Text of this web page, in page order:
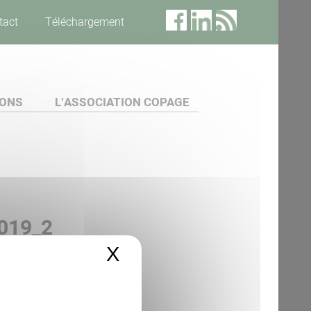
X Masquer le
Téléchargement
L’ASSOCIATION COPAGE